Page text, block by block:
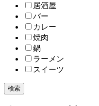
居酒屋
バー
カレー
焼肉
鍋
ラーメン
スイーツ
検索